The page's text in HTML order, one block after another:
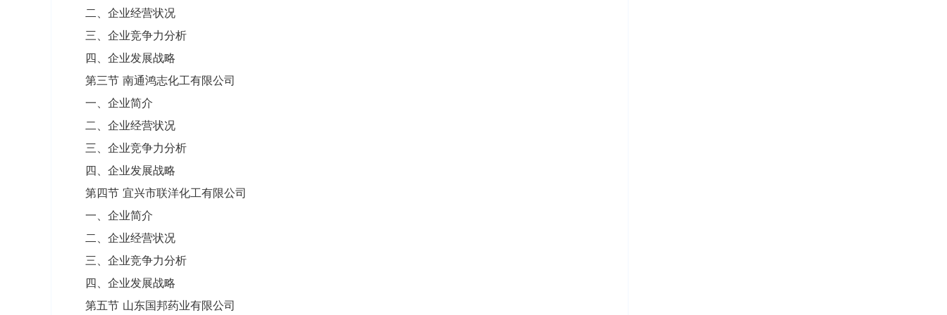
二、企业经营状况
三、企业竞争力分析
四、企业发展战略
第三节 南通鸿志化工有限公司
一、企业简介
二、企业经营状况
三、企业竞争力分析
四、企业发展战略
第四节 宜兴市联洋化工有限公司
一、企业简介
二、企业经营状况
三、企业竞争力分析
四、企业发展战略
第五节 山东国邦药业有限公司